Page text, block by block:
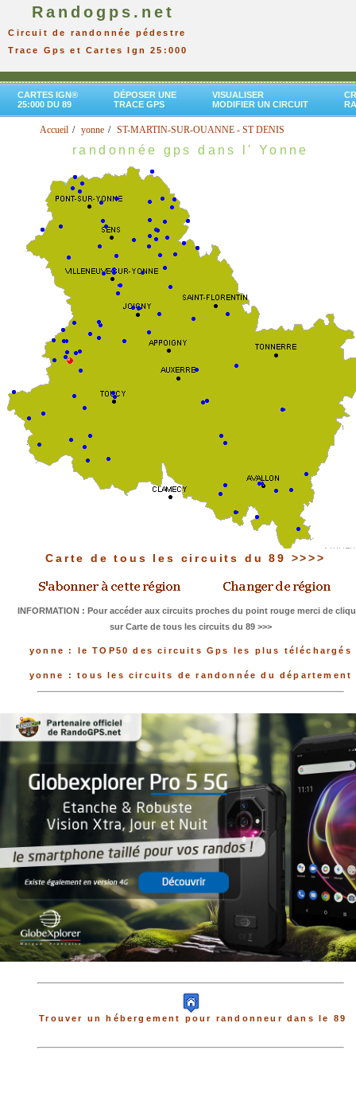
Randogps.net
Circuit de randonnée pédestre
Trace Gps et Cartes Ign 25:000
CARTES IGN®
25:000 DU 89
DÉPOSER UNE
TRACE GPS
VISUALISER
MODIFIER UN CIRCUIT
Accueil yonne ST-MARTIN-SUR-OUANNE - ST DENIS
randonnée gps dans l' Yonne
Carte de tous les circuits du 89 >>>>
INFORMATION : Pour accéder aux circuits proches du point rouge merci de
sur Carte de tous les circuits du 89 >>>
yonne : le TOP50 des circuits Gps les plus téléchargés
yonne : tous les circuits de randonnée du département
Trouver un hébergement pour randonneur dans le 89